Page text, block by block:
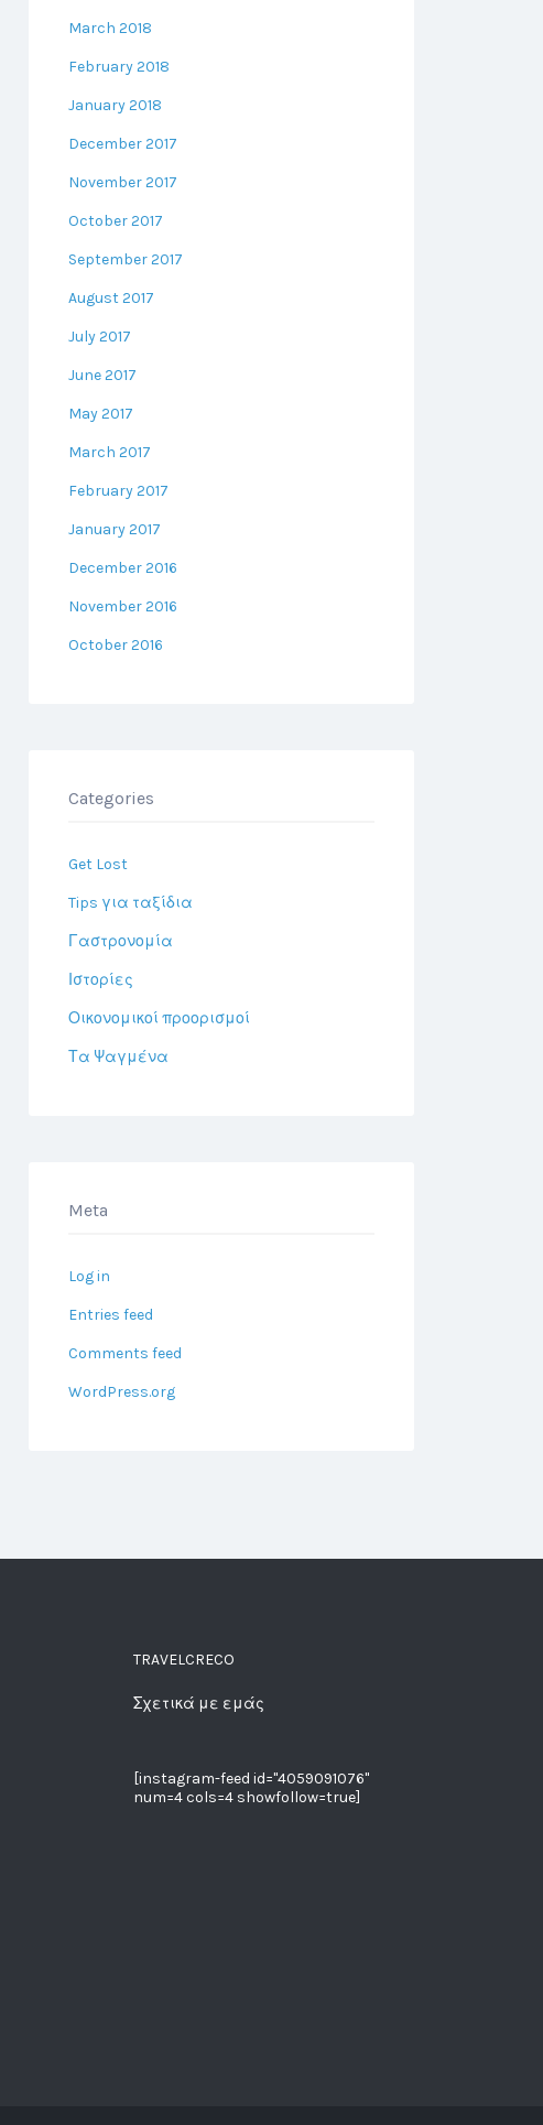
March 2018
February 2018
January 2018
December 2017
November 2017
October 2017
September 2017
August 2017
July 2017
June 2017
May 2017
March 2017
February 2017
January 2017
December 2016
November 2016
October 2016
Categories
Get Lost
Tips για ταξίδια
Γαστρονομία
Ιστορίες
Οικονομικοί προορισμοί
Τα Ψαγμένα
Meta
Log in
Entries feed
Comments feed
WordPress.org
TRAVELCRECO
Σχετικά με εμάς
[instagram-feed id="4059091076"
num=4 cols=4 showfollow=true]